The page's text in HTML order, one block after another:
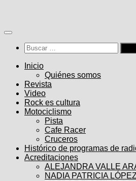
contenido
Buscar:
Inicio
Quiénes somos
Revista
Video
Rock es cultura
Motociclismo
Pista
Cafe Racer
Cruceros
Histórico de programas de
Acreditaciones
ALEJANDRA VALLE
NADIA PATRICIA